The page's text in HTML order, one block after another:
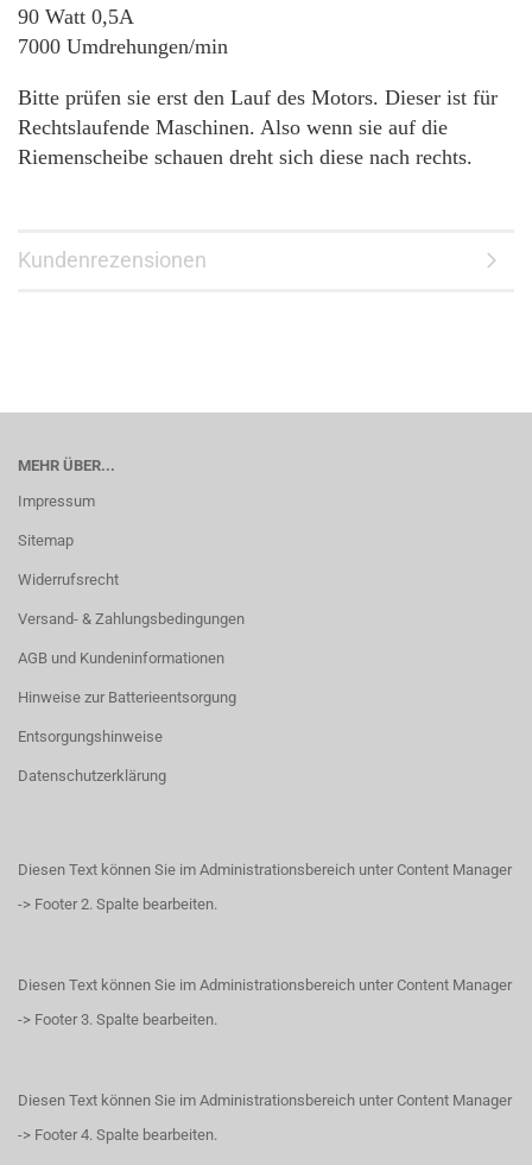
90 Watt 0,5A
7000 Umdrehungen/min
Bitte prüfen sie erst den Lauf des Motors. Dieser ist für
Rechtslaufende Maschinen. Also wenn sie auf die
Riemenscheibe schauen dreht sich diese nach rechts.
Kundenrezensionen
MEHR ÜBER...
Impressum
Sitemap
Widerrufsrecht
Versand- & Zahlungsbedingungen
AGB und Kundeninformationen
Hinweise zur Batterieentsorgung
Entsorgungshinweise
Datenschutzerklärung
Diesen Text können Sie im Administrationsbereich unter Content Manager
-> Footer 2. Spalte bearbeiten.
Diesen Text können Sie im Administrationsbereich unter Content Manager
-> Footer 3. Spalte bearbeiten.
Diesen Text können Sie im Administrationsbereich unter Content Manager
-> Footer 4. Spalte bearbeiten.